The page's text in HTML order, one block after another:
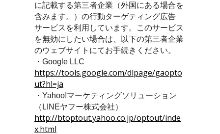
に記載する第三者企業（外国にある場合を
含みます。）の行動ターゲティング広告
サービスを利用しています。このサービス
を無効にしたい場合は、以下の第三者企業
のウェブサイトにてお手続きください。
・Google LLC
https://tools.google.com/dlpage/gaopto
ut?hl=ja
・Yahoo!マーケティングソリューション
（LINEヤフー株式会社）
http://btoptout.yahoo.co.jp/optout/inde
x.html